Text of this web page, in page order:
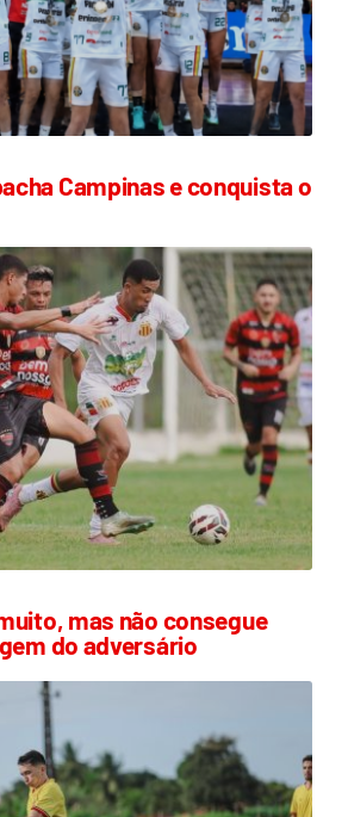
Campinas e conquista o
mas não consegue
do adversário